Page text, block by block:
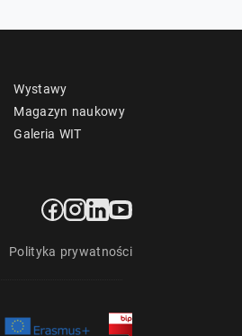
Wystawy
Magazyn naukowy
Galeria WIT
Polityka prywatności